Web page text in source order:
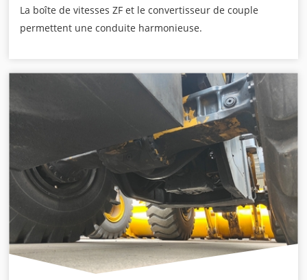
La boîte de vitesses ZF et le convertisseur de couple
permettent une conduite harmonieuse.